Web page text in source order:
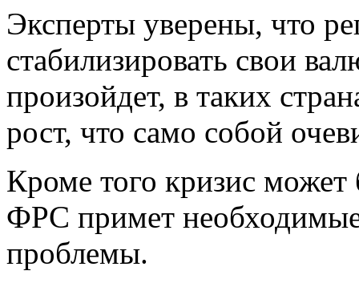
Эксперты уверены, что
стабилизировать свои
произойдет, в таких
рост, что само собой
Кроме того кризис
ФРС примет
проблемы.